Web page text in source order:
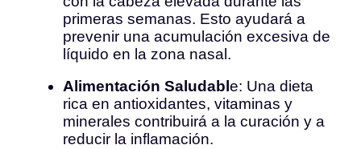
primeras semanas. Esto ayudará a
prevenir una acumulación excesiva de
líquido en la zona nasal.
Alimentación Saludabl e: Una dieta
rica en antioxidantes, vitaminas y
minerales contribuirá a la curación y a
reducir la inflamación.